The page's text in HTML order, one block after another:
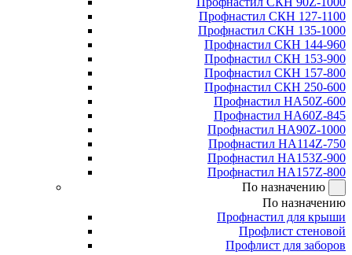
Профнастил СКН 127-1100
Профнастил СКН 135-1000
Профнастил СКН 144-960
Профнастил СКН 153-900
Профнастил СКН 157-800
Профнастил СКН 250-600
Профнастил НА50Z-600
Профнастил НА60Z-845
Профнастил НА90Z-1000
Профнастил НА114Z-750
Профнастил НА153Z-900
Профнастил НА157Z-800
По назначению
По назначению
Профнастил для крыши
Профлист стеновой
Профлист для заборов